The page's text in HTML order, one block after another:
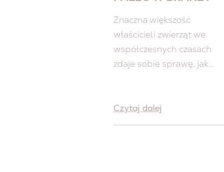
Znaczna większość
właścicieli zwierząt we
współczesnych czasach
zdaje sobie sprawę, jak...
Czytaj dalej